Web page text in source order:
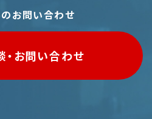
お問い合わせ
・お問い合わせ